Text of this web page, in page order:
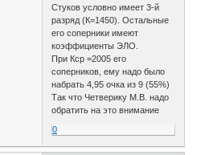
Стуков условно имеет 3-й
разряд (К=1450). Остальные
его соперники имеют
коэффициенты ЭЛО.
При Кср =2005 его
соперников, ему надо было
набрать 4,95 очка из 9 (55%)
Так что Четверику М.В. надо
обратить на это внимание
0